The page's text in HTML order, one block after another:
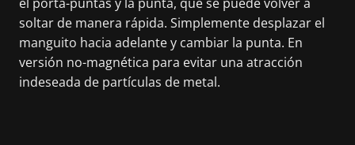
soltar de manera rápida. Simplemente desplazar el
manguito hacia adelante y cambiar la punta. En
versión no-magnética para evitar una atracción
indeseada de partículas de metal.